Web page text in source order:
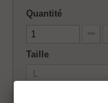
Quantité
Taille